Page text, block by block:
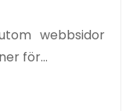
webbsidor
för…